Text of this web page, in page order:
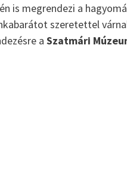
is megrendezi a
szeretettel
a Szatmári